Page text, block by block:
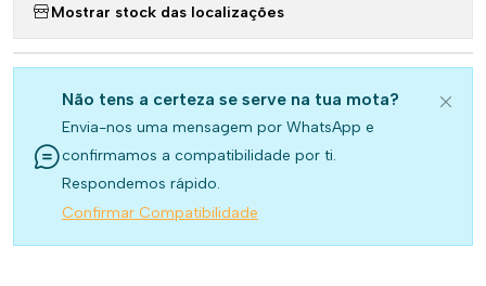
Mostrar stock das localizações
Não tens a certeza se serve na tua mota?
Envia-nos uma mensagem por WhatsApp e
confirmamos a compatibilidade por ti.
Respondemos rápido.
Confirmar Compatibilidade